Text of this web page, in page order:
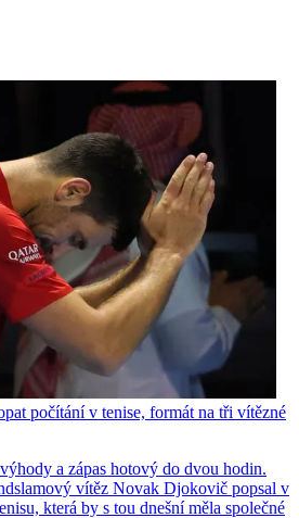
počítání v tenise, formát na tři vítězné
a zápas hotový do dvou hodin.
vítěz Novak Djokovič popsal v
která by s tou dnešní měla společné